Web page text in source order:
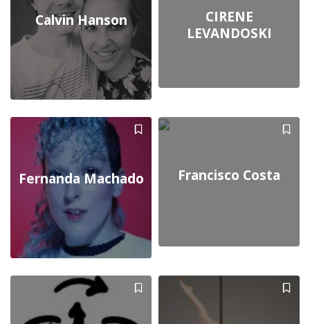
Calvin Hanson
CIRENE
LEVANDOSKI
Fernanda Machado Francisco Costa